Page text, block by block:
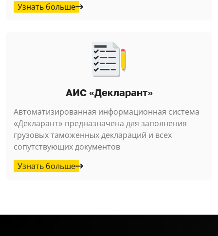
Узнать больше
АИС «Декларант»
Автоматизированная информационная система
«Декларант» предназначена для заполнения
грузовых таможенных деклараций и всех
сопутствующих документов
Узнать больше